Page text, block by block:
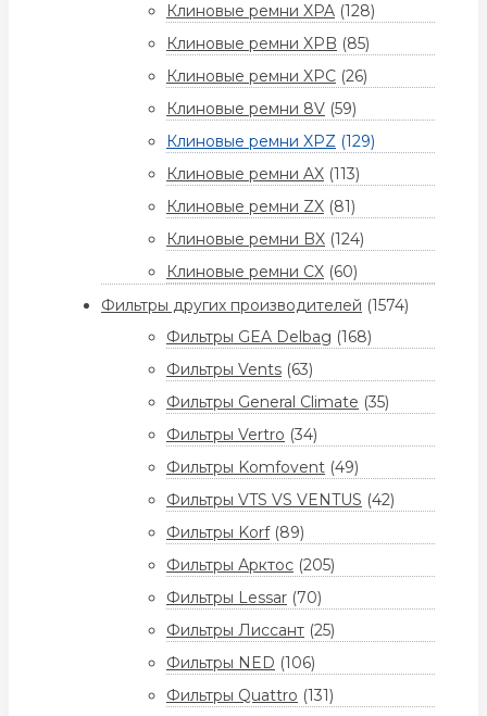
Клиновые ремни XPA (128)
Клиновые ремни XPB (85)
Клиновые ремни XPC (26)
Клиновые ремни 8V (59)
Клиновые ремни XPZ (129)
Клиновые ремни AX (113)
Клиновые ремни ZX (81)
Клиновые ремни BX (124)
Клиновые ремни CX (60)
Фильтры других производителей (1574)
Фильтры GEA Delbag (168)
Фильтры Vents (63)
Фильтры General Climate (35)
Фильтры Vertro (34)
Фильтры Komfovent (49)
Фильтры VTS VS VENTUS (42)
Фильтры Korf (89)
Фильтры Арктос (205)
Фильтры Lessar (70)
Фильтры Лиссант (25)
Фильтры NED (106)
Фильтры Quattro (131)